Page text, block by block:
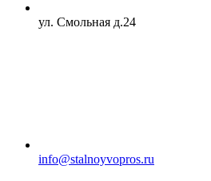
ул. Смольная д.24
info@stalnoyvopros.ru